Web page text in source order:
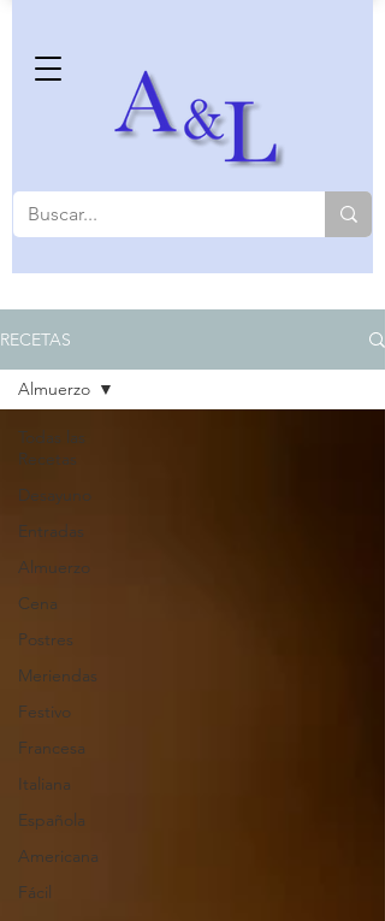
RECETAS
Todas las
Recetas
Desayuno
Entradas
Almuerzo
Cena
Postres
Meriendas
Festivo
Francesa
Italiana
Española
Americana
Fácil
Almuerzo